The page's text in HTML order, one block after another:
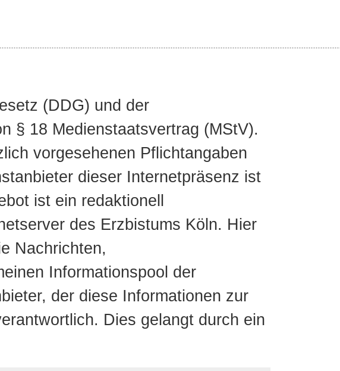
(DDG) und der
§ 18 Medienstaatsvertrag (MStV).
vorgesehenen Pflichtangaben
dieser Internetpräsenz ist
ist ein redaktionell
des Erzbistums Köln. Hier
Nachrichten,
Informationspool der
der diese Informationen zur
Dies gelangt durch ein